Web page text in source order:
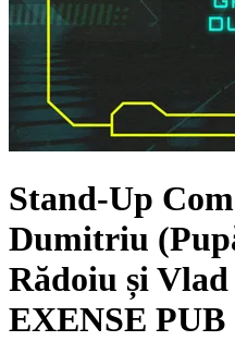
Stand-Up
Dumitriu
Rădoiu și
EXENSE PUB